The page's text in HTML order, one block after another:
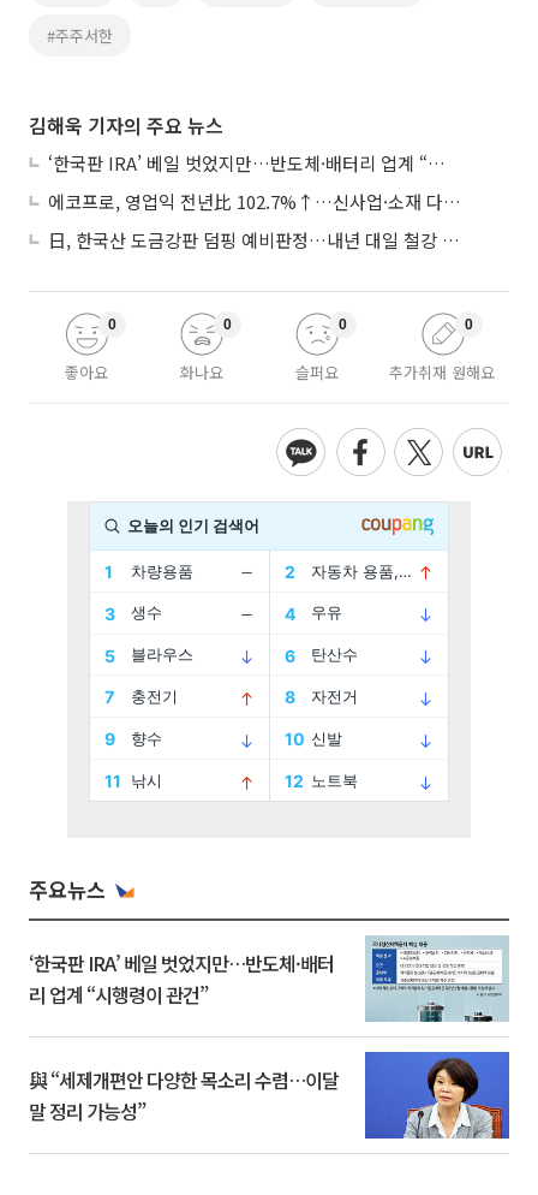
#주주서한
김해욱 기자의 주요 뉴스
‘한국판 IRA’ 베일 벗었지만…반도체·배터리 업계 “시행령이 관건”
에코프로, 영업익 전년比 102.7%↑…신사업·소재 다각화 박차
日, 한국산 도금강판 덤핑 예비판정…내년 대일 철강 수출 ‘빨간불’
좋아요
0
화나요
0
슬퍼요
0
추가취재 원해요
0
주요뉴스
‘한국판 IRA’ 베일 벗었지만…반도체·배터
리 업계 “시행령이 관건”
與 “세제개편안 다양한 목소리 수렴…이달
말 정리 가능성”